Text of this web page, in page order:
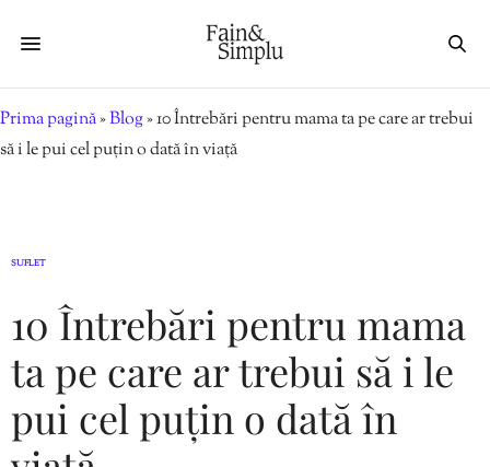
Prima pagină»Blog»10 Întrebări pentru mama ta pe care ar trebui
să i le pui cel puțin o dată în viață
SUFLET
10 Întrebări pentru mama
ta pe care ar trebui să i le
pui cel puțin o dată în